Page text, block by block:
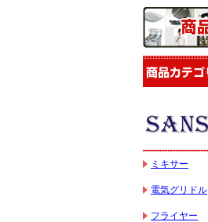
ミキサー
電気グリドル
フライヤー